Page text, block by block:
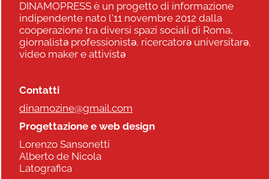
DINAMOPRESS è un progetto di informazione
indipendente nato l'11 novembre 2012 dalla
cooperazione tra diversi spazi sociali di Roma,
giornalistə professionistə, ricercatorə universitarə,
video maker e attivistə
Contatti
dinamozine@gmail.com
Progettazione e web design
Lorenzo Sansonetti
Alberto de Nicola
Latografica